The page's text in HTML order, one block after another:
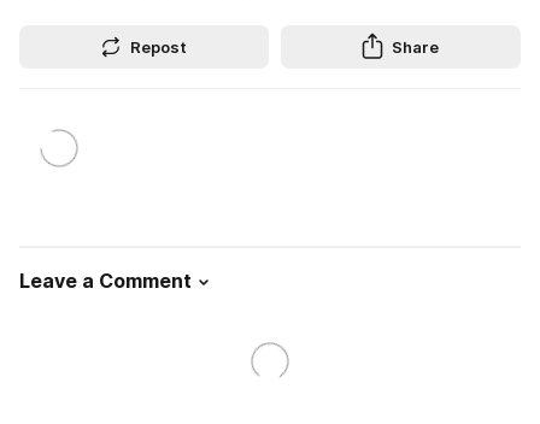
Repost Share
Leave a Comment